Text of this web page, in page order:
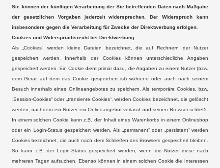
Sie können der künftigen Verarbeitung der Sie betreffenden Daten nach Maßgabe
der gesetzlichen Vorgaben jederzeit widersprechen. Der Widerspruch kann
insbesondere gegen die Verarbeitung für Zwecke der Direktwerbung erfolgen.
Cookies und Widerspruchsrecht bei Direktwerbung
Als „Cookies“ werden kleine Dateien bezeichnet, die auf Rechnern der Nutzer
gespeichert werden. Innerhalb der Cookies können unterschiedliche Angaben
gespeichert werden. Ein Cookie dient primär dazu, die Angaben zu einem Nutzer (bzw.
dem Gerät auf dem das Cookie gespeichert ist) während oder auch nach seinem
Besuch innerhalb eines Onlineangebotes zu speichern. Als temporäre Cookies, bzw.
„Session-Cookies“ oder „transiente Cookies“, werden Cookies bezeichnet, die gelöscht
werden, nachdem ein Nutzer ein Onlineangebot verlässt und seinen Browser schließt.
In einem solchen Cookie kann z.B. der Inhalt eines Warenkorbs in einem Onlineshop
oder ein Login-Status gespeichert werden. Als „permanent“ oder „persistent“ werden
Cookies bezeichnet, die auch nach dem Schließen des Browsers gespeichert bleiben.
So kann z.B. der Login-Status gespeichert werden, wenn die Nutzer diese nach
mehreren Tagen aufsuchen. Ebenso können in einem solchen Cookie die Interessen